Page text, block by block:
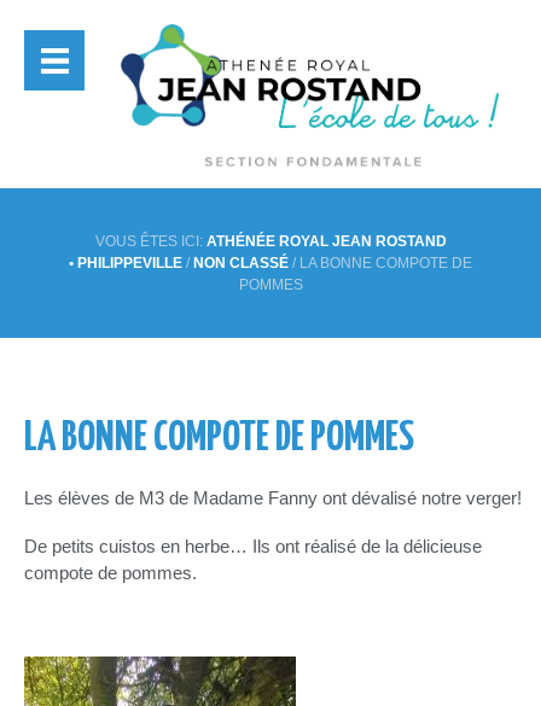
VOUS ÊTES ICI: ATHÉNÉE ROYAL JEAN ROSTAND
• PHILIPPEVILLE / NON CLASSÉ / LA BONNE COMPOTE DE
POMMES
LA BONNE COMPOTE DE POMMES
Les élèves de M3 de Madame Fanny ont dévalisé notre verger!
De petits cuistos en herbe… Ils ont réalisé de la délicieuse
compote de pommes.